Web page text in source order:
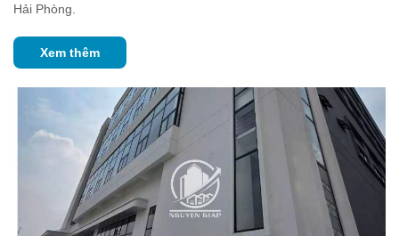
Hải Phòng.
Xem thêm